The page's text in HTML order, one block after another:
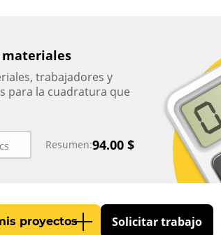
materiales
trabajadores y
para la cuadratura que
Resumen:94.00 $
proyectos Solicitar trabajo